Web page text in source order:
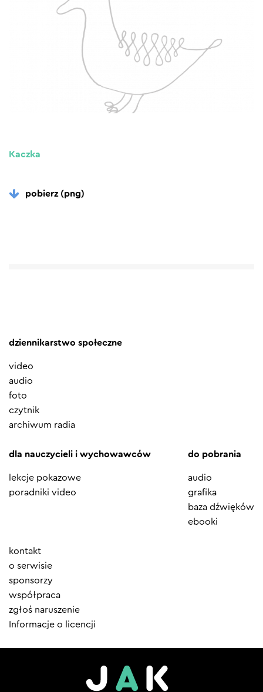
Kaczka
pobierz (png)
dziennikarstwo społeczne
video
audio
foto
czytnik
archiwum radia
dla nauczycieli i wychowawców
lekcje pokazowe
poradniki video
do pobrania
audio
grafika
baza dźwięków
ebooki
Element
menu
kontakt
o serwisie
sponsorzy
współpraca
zgłoś naruszenie
Informacje o licencji